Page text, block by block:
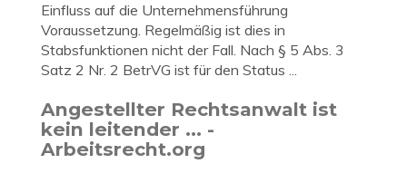
Einfluss auf die Unternehmensführung
Voraussetzung. Regelmäßig ist dies in
Stabsfunktionen nicht der Fall. Nach § 5 Abs. 3
Satz 2 Nr. 2 BetrVG ist für den Status ...
Angestellter Rechtsanwalt ist
kein leitender ... -
Arbeitsrecht.org